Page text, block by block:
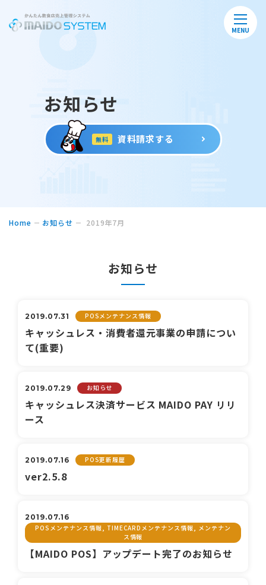
MENU
お知らせ
無料 資料請求する
Home お知らせ 2019年7月
お知らせ
2019.07.31 POSメンテナンス情報
キャッシュレス・消費者還元事業の申請につい
て(重要)
2019.07.29 お知らせ
キャッシュレス決済サービス MAIDO PAY リリ
ース
2019.07.16 POS更新履歴
ver2.5.8
2019.07.16
POSメンテナンス情報, TIMECARDメンテナンス情報, メンテナン
ス情報
【MAIDO POS】アップデート完了のお知らせ